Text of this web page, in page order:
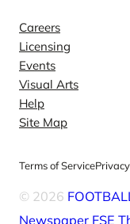
Careers
Licensing
Events
Visual Arts
Help
Site Map
Terms of Service
© 2026
Newspaper FSE